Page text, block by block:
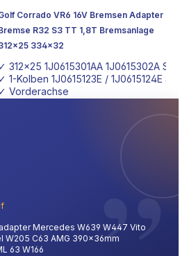
Corrado VR6 16V Bremsen Adapter
R32 S3 TT 1,8T Bremsanlage
334x32
✓ 312x25 1J0615301AA 1J0615302A
✓ 1-Kolben 1J0615123E / 1J0615124E
✓ Vorderachse
Mercedes W639 W447 Vito
W205 C63 AMG 390x36mm
63 W166